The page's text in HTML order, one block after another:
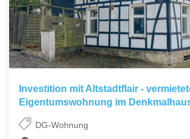
Investition mit Altstadtflair -
Eigentumswohnung im
DG-Wohnung